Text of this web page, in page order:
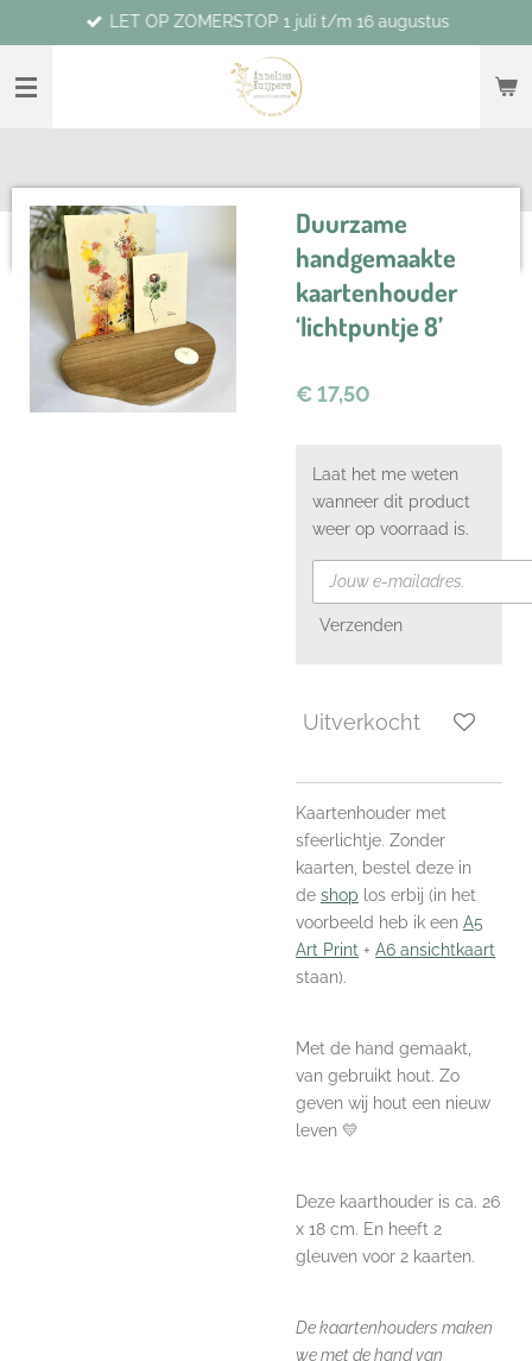
direct
naar
hoofdinhoud
LET OP ZOMERSTOP 1 juli t/m 16 augustus
Duurzame
handgemaakte
kaartenhouder
‘lichtpuntje 8’
€ 17,50
Laat het me weten
wanneer dit product
weer op voorraad is.
Verzenden
Uitverkocht
Kaartenhouder met
sfeerlichtje. Zonder
kaarten, bestel deze in
de shop los erbij (in het
voorbeeld heb ik een A5
Art Print + A6 ansichtkaart
staan).
Met de hand gemaakt,
van gebruikt hout. Zo
geven wij hout een nieuw
leven 💛
Deze kaarthouder is ca. 26
x 18 cm. En heeft 2
gleuven voor 2 kaarten.
De kaartenhouders maken
we met de hand van